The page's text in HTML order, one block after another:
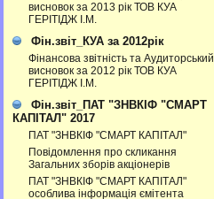
висновок за 2013 рік ТОВ КУА
ГЕРІТІДЖ І.М.
Фін.звіт_КУА за 2012рік
Фінансова звітність та Аудиторський
висновок за 2012 рік ТОВ КУА
ГЕРІТІДЖ І.М.
Фін.звіт_ПАТ "ЗНВКІФ "СМАРТ
КАПІТАЛ" 2017
ПАТ "ЗНВКІФ "СМАРТ КАПІТАЛ"
Повідомлення про скликання
Загальних зборів акціонерів
ПАТ "ЗНВКІФ "СМАРТ КАПІТАЛ"
особлива інформація ємітента